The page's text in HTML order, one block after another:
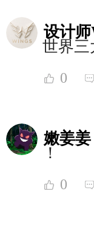
设计
世界三
0
嫩姜姜
！
0